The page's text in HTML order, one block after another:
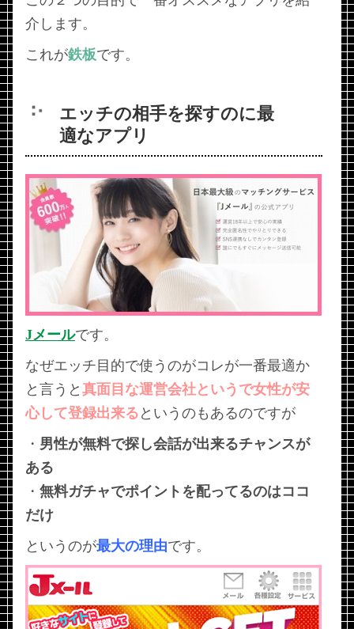
介します。
これが鉄板です。
エッチの相手を探すのに最
適なアプリ
Jメールです。
なぜエッチ目的で使うのがコレが一番最適か
と言うと 真面目な運営会社というで女性が安
心して登録出来る というのもあるのですが
・ 男性が無料で探し会話が出来るチャンスが
ある
・ 無料ガチャでポイントを配ってるのはココ
だけ
というのが最大の理由です。